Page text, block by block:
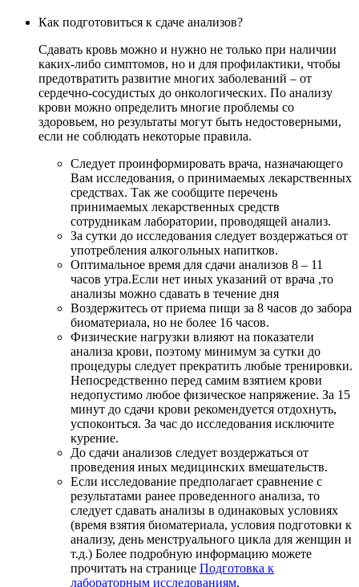
Как подготовиться к сдаче анализов?
Сдавать кровь можно и нужно не только при наличии
каких-либо симптомов, но и для профилактики, чтобы
предотвратить развитие многих заболеваний – от
сердечно-сосудистых до онкологических. По анализу
крови можно определить многие проблемы со
здоровьем, но результаты могут быть недостоверными,
если не соблюдать некоторые правила.
Следует проинформировать врача, назначающего
Вам исследования, о принимаемых лекарственных
средствах. Так же сообщите перечень
принимаемых лекарственных средств
сотрудникам лаборатории, проводящей анализ.
За сутки до исследования следует воздержаться от
употребления алкогольных напитков.
Оптимальное время для сдачи анализов 8 – 11
часов утра.Если нет иных указаний от врача ,то
анализы можно сдавать в течение дня
Воздержитесь от приема пищи за 8 часов до забора
биоматериала, но не более 16 часов.
Физические нагрузки влияют на показатели
анализа крови, поэтому минимум за сутки до
процедуры следует прекратить любые тренировки.
Непосредственно перед самим взятием крови
недопустимо любое физическое напряжение. За 15
минут до сдачи крови рекомендуется отдохнуть,
успокоиться. За час до исследования исключите
курение.
До сдачи анализов следует воздержаться от
проведения иных медицинских вмешательств.
Если исследование предполагает сравнение с
результатами ранее проведенного анализа, то
следует сдавать анализы в одинаковых условиях
(время взятия биоматериала, условия подготовки к
анализу, день менструального цикла для женщин и
т.д.) Более подробную информацию можете
прочитать на странице Подготовка к
лабораторным исследованиям.